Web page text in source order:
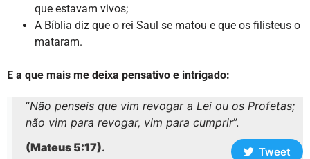
que estavam vivos;
A Bíblia diz que o rei Saul se matou e que os filisteus o
mataram.
E a que mais me deixa pensativo e intrigado:
“Não penseis que vim revogar a Lei ou os Profetas;
não vim para revogar, vim para cumprir”.
(Mateus 5:17). Tweet